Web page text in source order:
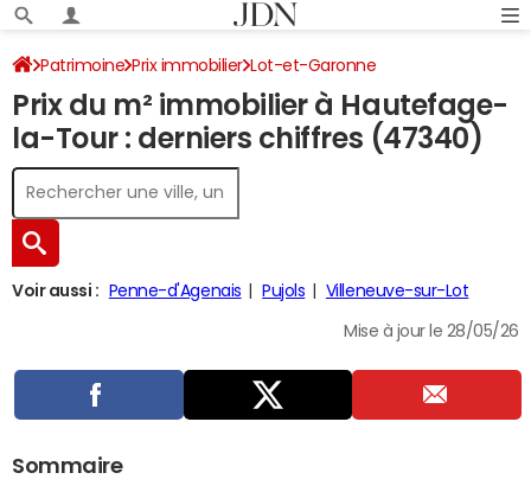
Patrimoine Prix immobilier Lot-et-Garonne
Hautefage-la-Tour
Prix du m² immobilier à Hautefage-
la-Tour : derniers chiffres (47340)
Voir aussi : Penne-d'Agenais Pujols Villeneuve-sur-Lot
Mise à jour le 28/05/26
Sommaire